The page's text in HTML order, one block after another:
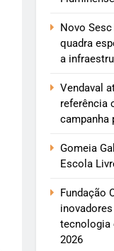
Novo
quadra
a
Vendaval
referência
campanha
Gomeia
Escola
Fundação
tecnologia
2026